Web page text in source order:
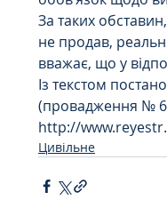
За таких
не продав,
вважає, що у
Із текстом
(провадження №
http://
Цивільне